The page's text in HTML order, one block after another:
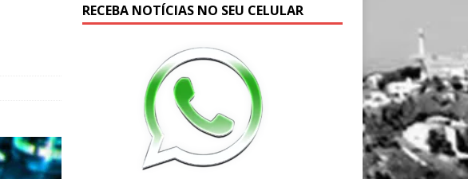
RECEBA NOTÍCIAS NO SEU CELULAR